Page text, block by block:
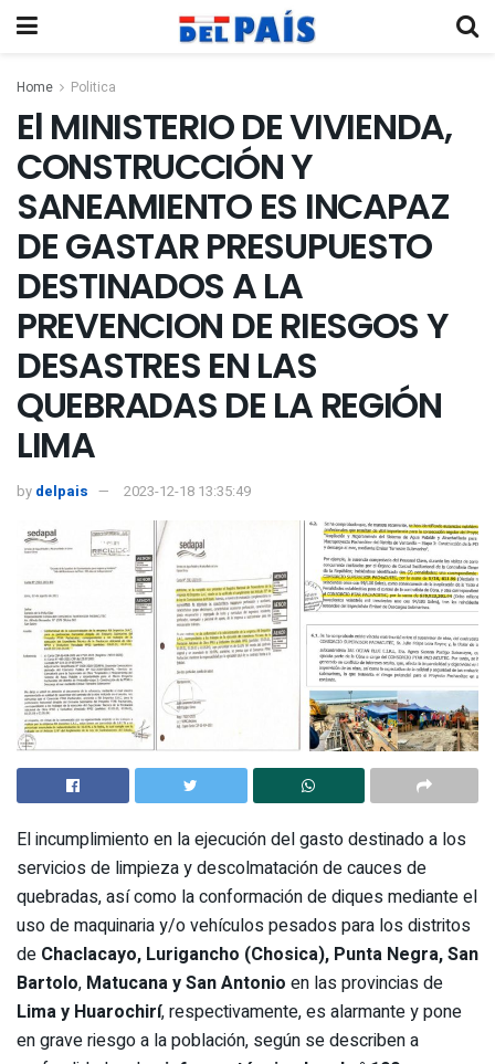
Home Politica
El MINISTERIO DE VIVIENDA,
CONSTRUCCIÓN Y
SANEAMIENTO ES INCAPAZ
DE GASTAR PRESUPUESTO
DESTINADOS A LA
PREVENCION DE RIESGOS Y
DESASTRES EN LAS
QUEBRADAS DE LA REGIÓN
LIMA
by delpais 2023-12-18 13:35:49
El incumplimiento en la ejecución del gasto destinado a los
servicios de limpieza y descolmatación de cauces de
quebradas, así como la conformación de diques mediante el
uso de maquinaria y/o vehículos pesados para los distritos
de Chaclacayo, Lurigancho (Chosica), Punta Negra, San
Bartolo, Matucana y San Antonio en las provincias de
Lima y Huarochirí, respectivamente, es alarmante y pone
en grave riesgo a la población, según se describen a